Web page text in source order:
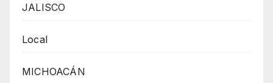
JALISCO
Local
MICHOACÁN